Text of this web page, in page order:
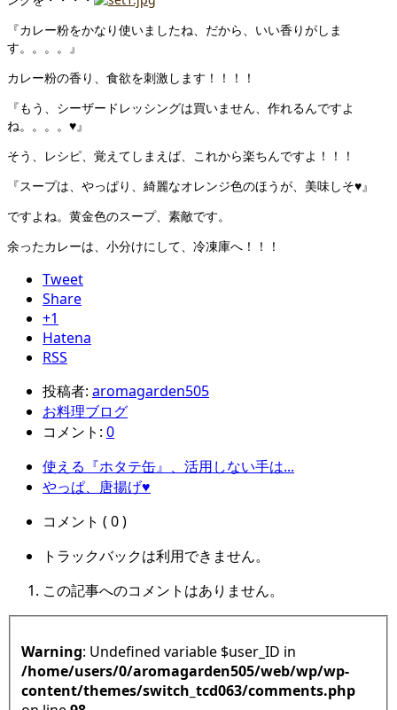
『カレー粉をかなり使いましたね、だから、いい香りがしま
す。。。。』
カレー粉の香り、食欲を刺激します！！！！
『もう、シーザードレッシングは買いません、作れるんですよ
ね。。。。♥』
そう、レシピ、覚えてしまえば、これから楽ちんですよ！！！
『スープは、やっぱり、綺麗なオレンジ色のほうが、美味しそ♥』
ですよね。黄金色のスープ、素敵です。
余ったカレーは、小分けにして、冷凍庫へ！！！
Tweet
Share
+1
Hatena
RSS
投稿者: aromagarden505
お料理ブログ
コメント: 0
使える『ホタテ缶』、活用しない手は...
やっぱ、唐揚げ♥
コメント ( 0 )
トラックバックは利用できません。
この記事へのコメントはありません。
Warning : Undefined variable $user_ID in
/home/users/0/aromagarden505/web/wp/wp-
content/themes/switch_tcd063/comments.php